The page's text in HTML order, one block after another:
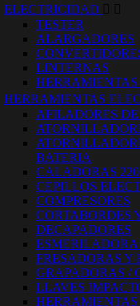
ELECTRICIDAD  
TESTER
ALARGADORES
LINTERNAS
HERRAMIENTAS
HERRAMIENTAS
AFILADORES
BATERIA
CALADORAS
CEPILLOS
COMPRESORES
CORTABORDES
DECAPADORES
FRESADORAS Y
GRAPADORAS /
LLAVES